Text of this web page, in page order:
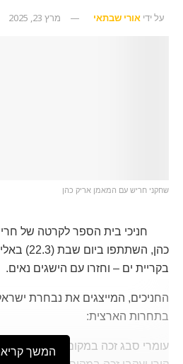
על ידי אורי שבתאי מרץ 23, 2025
שחקני חריש עם המאמן אריק כהן
חניכי בית הספר לקרטה של
בקריית ים – וחזרו עם הישגים נאים.
בתחרות הארצית:
עומרי סבג זכה במקום שני בענף הקאטה
המשך